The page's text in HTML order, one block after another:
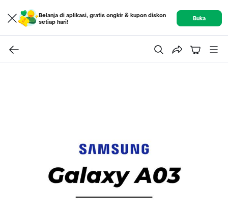
Belanja di aplikasi, gratis ongkir & kupon diskon
setiap hari!
Buka